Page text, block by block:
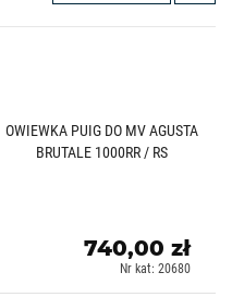
OWIEWKA PUIG DO MV AGUSTA
BRUTALE 1000RR / RS
740,00 zł
Nr kat: 20680